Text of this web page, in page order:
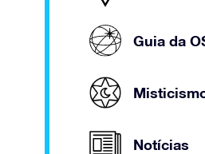
Guia da
Notícias